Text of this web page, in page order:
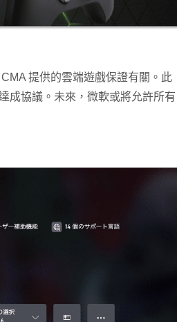
提供的雲端遊戲保證有關。此
成協議。未來，微軟或將允許所有